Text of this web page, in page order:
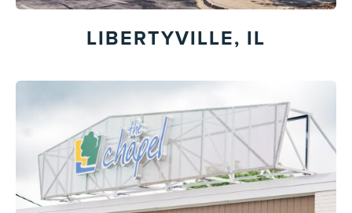
LIBERTYVILLE, IL